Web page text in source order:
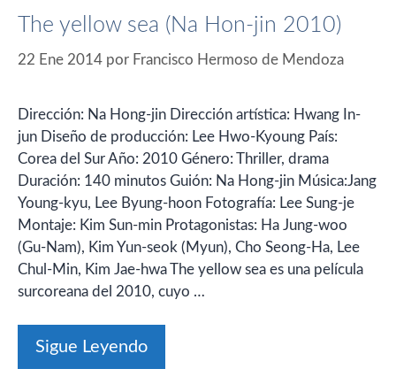
The yellow sea (Na Hon-jin 2010)
22 Ene 2014 por Francisco Hermoso de Mendoza
Dirección: Na Hong-jin Dirección artística: Hwang In-
jun Diseño de producción: Lee Hwo-Kyoung País:
Corea del Sur Año: 2010 Género: Thriller, drama
Duración: 140 minutos Guión: Na Hong-jin Música:Jang
Young-kyu, Lee Byung-hoon Fotografía: Lee Sung-je
Montaje: Kim Sun-min Protagonistas: Ha Jung-woo
(Gu-Nam), Kim Yun-seok (Myun), Cho Seong-Ha, Lee
Chul-Min, Kim Jae-hwa The yellow sea es una película
surcoreana del 2010, cuyo …
Sigue Leyendo